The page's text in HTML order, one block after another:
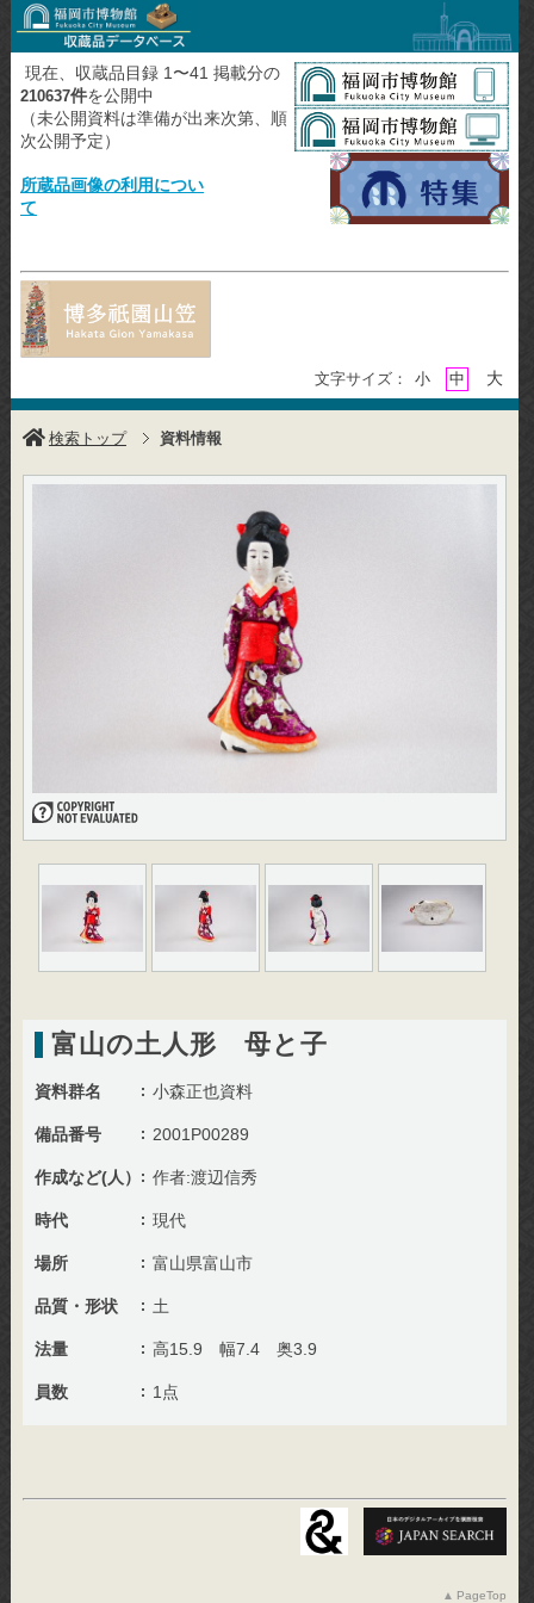
現在、収蔵品目録 1〜41 掲載分の
210637件を公開中
（未公開資料は準備が出来次第、順
次公開予定）
所蔵品画像の利用につい
て
文字サイズ： 小 中 大
検索トップ 資料情報
富山の土人形 母と子
資料群名 小森正也資料
備品番号 2001P00289
作成など(人） 作者:渡辺信秀
時代 現代
場所 富山県富山市
品質・形状 土
法量 高15.9 幅7.4 奥3.9
員数 1点
PageTop